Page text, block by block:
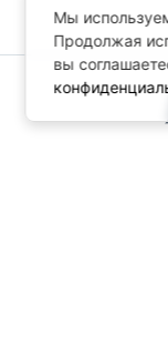
Мы
Продолжая
вы